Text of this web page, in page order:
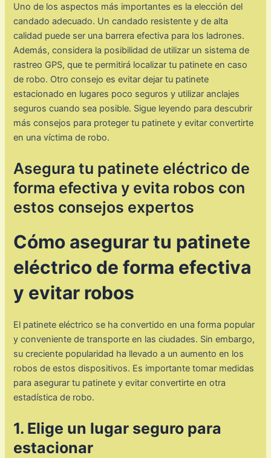
Uno de los aspectos más importantes es la elección del
candado adecuado. Un candado resistente y de alta
calidad puede ser una barrera efectiva para los ladrones.
Además, considera la posibilidad de utilizar un sistema de
rastreo GPS, que te permitirá localizar tu patinete en caso
de robo. Otro consejo es evitar dejar tu patinete
estacionado en lugares poco seguros y utilizar anclajes
seguros cuando sea posible. Sigue leyendo para descubrir
más consejos para proteger tu patinete y evitar convertirte
en una víctima de robo.
Asegura tu patinete eléctrico de
forma efectiva y evita robos con
estos consejos expertos
Cómo asegurar tu patinete
eléctrico de forma efectiva
y evitar robos
El patinete eléctrico se ha convertido en una forma popular
y conveniente de transporte en las ciudades. Sin embargo,
su creciente popularidad ha llevado a un aumento en los
robos de estos dispositivos. Es importante tomar medidas
para asegurar tu patinete y evitar convertirte en otra
estadística de robo.
1. Elige un lugar seguro para
estacionar